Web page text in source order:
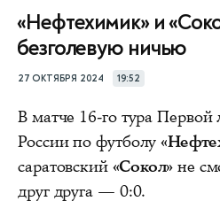
«Нефтехимик» и
безголевую ничью
27 ОКТЯБРЯ 2024 19:52
В матче 16-го тура
России по футболу
саратовский «Сокол» не
друг друга — 0:0.